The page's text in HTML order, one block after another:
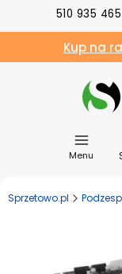
510 935 465
Kup na
Menu
Sprzetowo.pl